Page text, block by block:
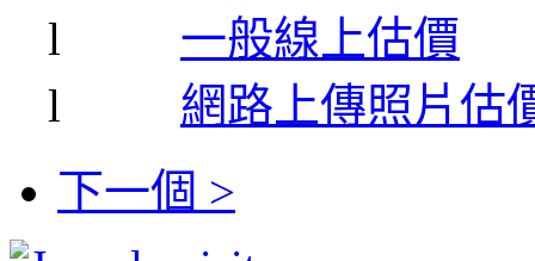
l
一般線上估價
l
網路上傳照片估
下一個 >